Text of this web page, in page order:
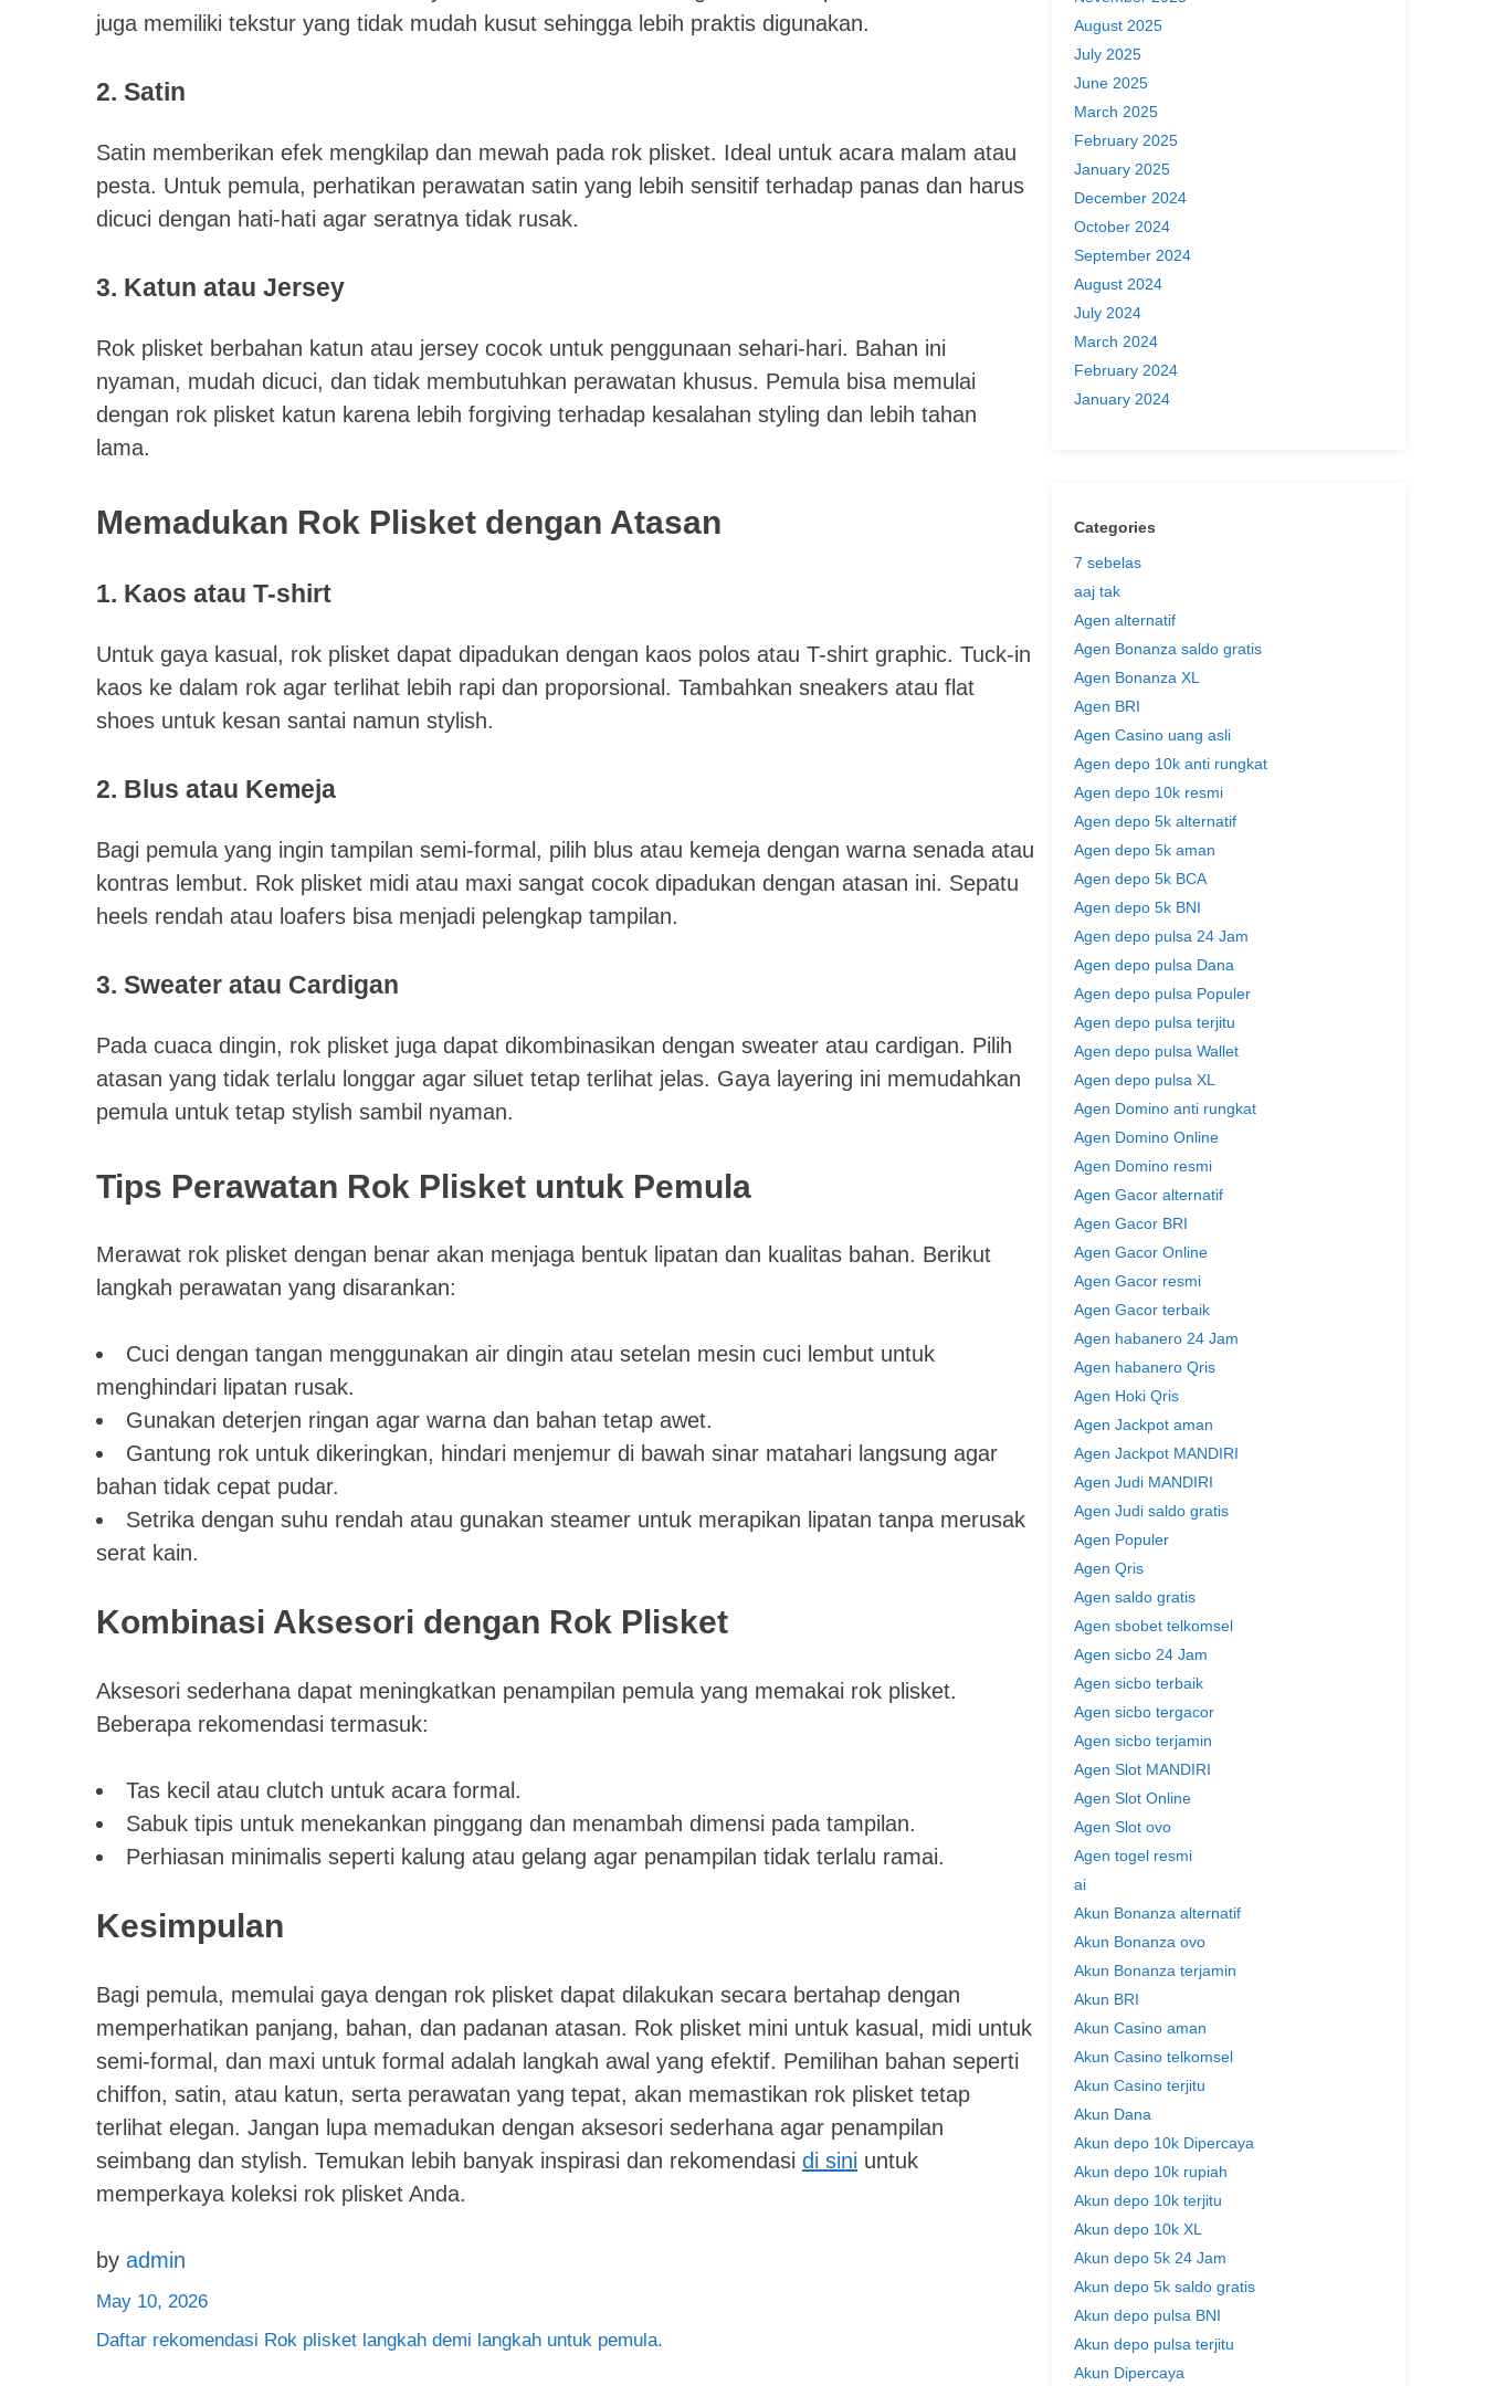
juga memiliki tekstur yang tidak mudah kusut sehingga lebih praktis digunakan.
2. Satin
Satin memberikan efek mengkilap dan mewah pada rok plisket. Ideal untuk acara malam atau
pesta. Untuk pemula, perhatikan perawatan satin yang lebih sensitif terhadap panas dan harus
dicuci dengan hati-hati agar seratnya tidak rusak.
3. Katun atau Jersey
Rok plisket berbahan katun atau jersey cocok untuk penggunaan sehari-hari. Bahan ini
nyaman, mudah dicuci, dan tidak membutuhkan perawatan khusus. Pemula bisa memulai
dengan rok plisket katun karena lebih forgiving terhadap kesalahan styling dan lebih tahan
lama.
Memadukan Rok Plisket dengan Atasan
1. Kaos atau T-shirt
Untuk gaya kasual, rok plisket dapat dipadukan dengan kaos polos atau T-shirt graphic. Tuck-in
kaos ke dalam rok agar terlihat lebih rapi dan proporsional. Tambahkan sneakers atau flat
shoes untuk kesan santai namun stylish.
2. Blus atau Kemeja
Bagi pemula yang ingin tampilan semi-formal, pilih blus atau kemeja dengan warna senada atau
kontras lembut. Rok plisket midi atau maxi sangat cocok dipadukan dengan atasan ini. Sepatu
heels rendah atau loafers bisa menjadi pelengkap tampilan.
3. Sweater atau Cardigan
Pada cuaca dingin, rok plisket juga dapat dikombinasikan dengan sweater atau cardigan. Pilih
atasan yang tidak terlalu longgar agar siluet tetap terlihat jelas. Gaya layering ini memudahkan
pemula untuk tetap stylish sambil nyaman.
Tips Perawatan Rok Plisket untuk Pemula
Merawat rok plisket dengan benar akan menjaga bentuk lipatan dan kualitas bahan. Berikut
langkah perawatan yang disarankan:
Cuci dengan tangan menggunakan air dingin atau setelan mesin cuci lembut untuk
menghindari lipatan rusak.
Gunakan deterjen ringan agar warna dan bahan tetap awet.
Gantung rok untuk dikeringkan, hindari menjemur di bawah sinar matahari langsung agar
bahan tidak cepat pudar.
Setrika dengan suhu rendah atau gunakan steamer untuk merapikan lipatan tanpa merusak
serat kain.
Kombinasi Aksesori dengan Rok Plisket
Aksesori sederhana dapat meningkatkan penampilan pemula yang memakai rok plisket.
Beberapa rekomendasi termasuk:
Tas kecil atau clutch untuk acara formal.
Sabuk tipis untuk menekankan pinggang dan menambah dimensi pada tampilan.
Perhiasan minimalis seperti kalung atau gelang agar penampilan tidak terlalu ramai.
Kesimpulan
Bagi pemula, memulai gaya dengan rok plisket dapat dilakukan secara bertahap dengan
memperhatikan panjang, bahan, dan padanan atasan. Rok plisket mini untuk kasual, midi untuk
semi-formal, dan maxi untuk formal adalah langkah awal yang efektif. Pemilihan bahan seperti
chiffon, satin, atau katun, serta perawatan yang tepat, akan memastikan rok plisket tetap
terlihat elegan. Jangan lupa memadukan dengan aksesori sederhana agar penampilan
seimbang dan stylish. Temukan lebih banyak inspirasi dan rekomendasi di sini untuk
memperkaya koleksi rok plisket Anda.
by admin
May 10, 2026
Daftar rekomendasi Rok plisket langkah demi langkah untuk pemula.
August 2025
July 2025
June 2025
March 2025
February 2025
January 2025
December 2024
October 2024
September 2024
August 2024
July 2024
March 2024
February 2024
January 2024
Categories
7 sebelas
aaj tak
Agen alternatif
Agen Bonanza saldo gratis
Agen Bonanza XL
Agen BRI
Agen Casino uang asli
Agen depo 10k anti rungkat
Agen depo 10k resmi
Agen depo 5k alternatif
Agen depo 5k aman
Agen depo 5k BCA
Agen depo 5k BNI
Agen depo pulsa 24 Jam
Agen depo pulsa Dana
Agen depo pulsa Populer
Agen depo pulsa terjitu
Agen depo pulsa Wallet
Agen depo pulsa XL
Agen Domino anti rungkat
Agen Domino Online
Agen Domino resmi
Agen Gacor alternatif
Agen Gacor BRI
Agen Gacor Online
Agen Gacor resmi
Agen Gacor terbaik
Agen habanero 24 Jam
Agen habanero Qris
Agen Hoki Qris
Agen Jackpot aman
Agen Jackpot MANDIRI
Agen Judi MANDIRI
Agen Judi saldo gratis
Agen Populer
Agen Qris
Agen saldo gratis
Agen sbobet telkomsel
Agen sicbo 24 Jam
Agen sicbo terbaik
Agen sicbo tergacor
Agen sicbo terjamin
Agen Slot MANDIRI
Agen Slot Online
Agen Slot ovo
Agen togel resmi
ai
Akun Bonanza alternatif
Akun Bonanza ovo
Akun Bonanza terjamin
Akun BRI
Akun Casino aman
Akun Casino telkomsel
Akun Casino terjitu
Akun Dana
Akun depo 10k Dipercaya
Akun depo 10k rupiah
Akun depo 10k terjitu
Akun depo 10k XL
Akun depo 5k 24 Jam
Akun depo 5k saldo gratis
Akun depo pulsa BNI
Akun depo pulsa terjitu
Akun Dipercaya